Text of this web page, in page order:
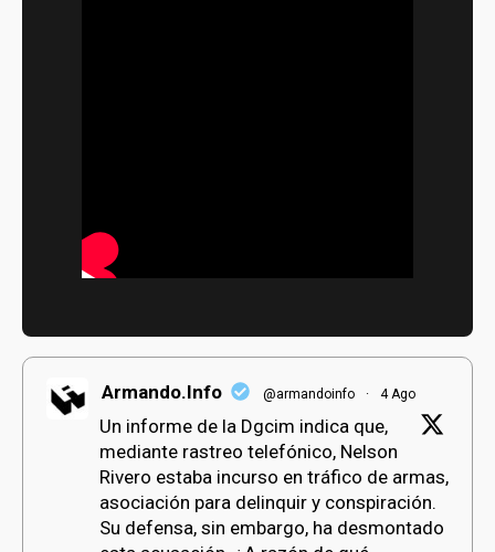
Armando.Info @armandoinfo · 4 Ago
Un informe de la Dgcim indica que,
mediante rastreo telefónico, Nelson
Rivero estaba incurso en tráfico de armas,
asociación para delinquir y conspiración.
Su defensa, sin embargo, ha desmontado